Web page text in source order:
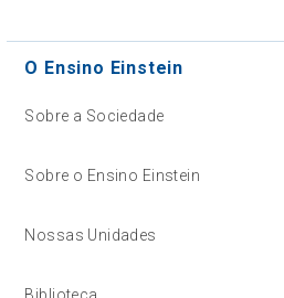
O Ensino Einstein
Sobre a Sociedade
Sobre o Ensino Einstein
Nossas Unidades